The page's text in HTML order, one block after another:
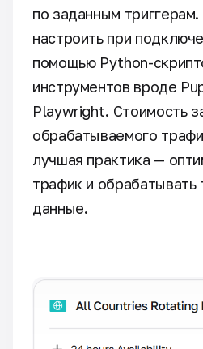
по заданным
настроить при
помощью Python-
инструментов вроде
Playwright. Стоимость
обрабатываемого
лучшая практика —
трафик и
данные.